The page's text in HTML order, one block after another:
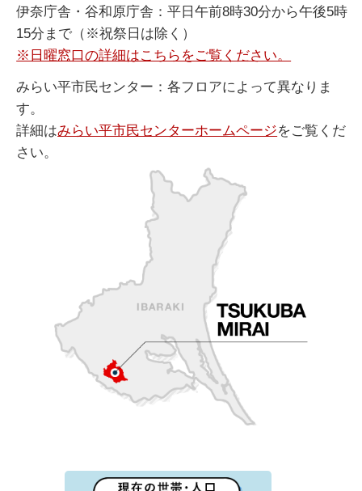
伊奈庁舎・谷和原庁舎：平日午前8時30分から午後5時
15分まで（※祝祭日は除く）
※日曜窓口の詳細はこちらをご覧ください。
みらい平市民センター：各フロアによって異なりま
す。
詳細はみらい平市民センターホームページをご覧くだ
さい。